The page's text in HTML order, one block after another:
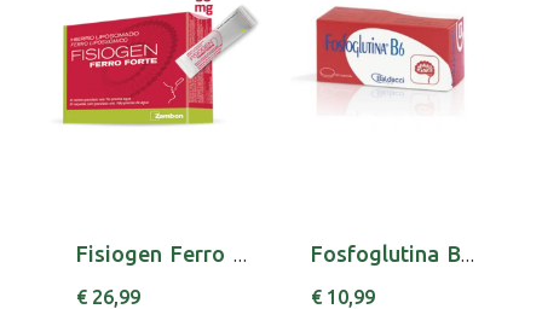
Fisiogen Ferro Forte Saq Grn X 30 gran saq
€ 26,99
Fosfoglutina B6 Comp X 60 comp
€ 10,99